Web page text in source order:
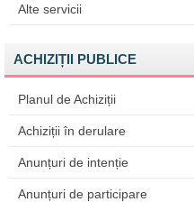
Alte servicii
ACHIZIȚII PUBLICE
Planul de Achiziții
Achiziții în derulare
Anunțuri de intenție
Anunțuri de participare